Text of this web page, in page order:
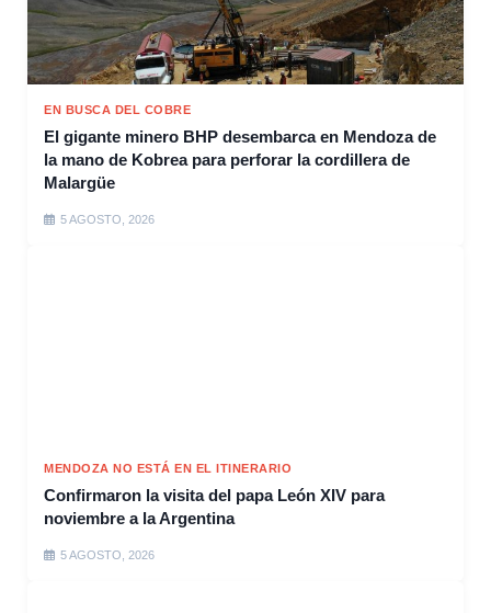
EN BUSCA DEL COBRE
El gigante minero BHP desembarca en Mendoza de
la mano de Kobrea para perforar la cordillera de
Malargüe
5 AGOSTO, 2026
MENDOZA NO ESTÁ EN EL ITINERARIO
Confirmaron la visita del papa León XIV para
noviembre a la Argentina
5 AGOSTO, 2026